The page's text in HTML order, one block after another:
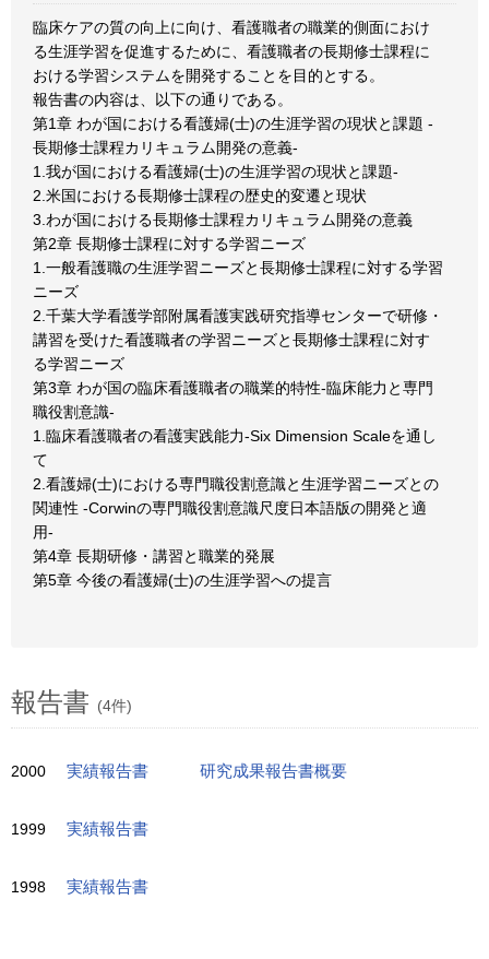
臨床ケアの質の向上に向け、看護職者の職業的側面におけ
る生涯学習を促進するために、看護職者の長期修士課程に
おける学習システムを開発することを目的とする。
報告書の内容は、以下の通りである。
第1章 わが国における看護婦(士)の生涯学習の現状と課題 -
長期修士課程カリキュラム開発の意義-
1.我が国における看護婦(士)の生涯学習の現状と課題-
2.米国における長期修士課程の歴史的変遷と現状
3.わが国における長期修士課程カリキュラム開発の意義
第2章 長期修士課程に対する学習ニーズ
1.一般看護職の生涯学習ニーズと長期修士課程に対する学習
ニーズ
2.千葉大学看護学部附属看護実践研究指導センターで研修・
講習を受けた看護職者の学習ニーズと長期修士課程に対す
る学習ニーズ
第3章 わが国の臨床看護職者の職業的特性-臨床能力と専門
職役割意識-
1.臨床看護職者の看護実践能力-Six Dimension Scaleを通し
て
2.看護婦(士)における専門職役割意識と生涯学習ニーズとの
関連性 -Corwinの専門職役割意識尺度日本語版の開発と適
用-
第4章 長期研修・講習と職業的発展
第5章 今後の看護婦(士)の生涯学習への提言
報告書 (4件)
2000 実績報告書 研究成果報告書概要
1999 実績報告書
1998 実績報告書